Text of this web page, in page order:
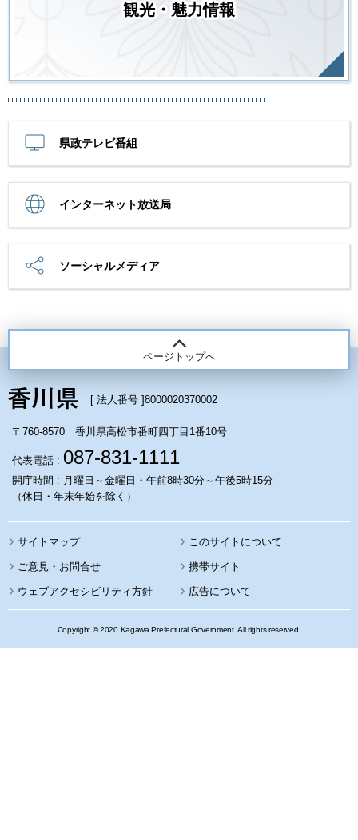
観光・魅力情報
県政テレビ番組
インターネット放送局
ソーシャルメディア
ページトップへ
[ 法人番号 ]8000020370002
〒760-8570 香川県高松市番町四丁目1番10号
代表電話 : 087-831-1111
開庁時間 : 月曜日～金曜日・午前8時30分～午後5時15分
（休日・年末年始を除く）
サイトマップ このサイトについて
携帯サイト
ウェブアクセシビリティ方針 広告について
Copyright © 2020 Kagawa Prefectural Government. All rights reserved.